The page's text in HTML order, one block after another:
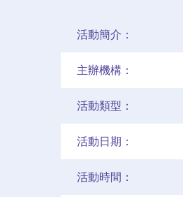
活動簡介：
主辦機構：
活動類型：
活動日期：
活動時間：